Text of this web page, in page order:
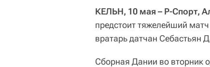
КЕЛЬН, 10 мая – Р-Спорт,
предстоит тяжелейший
вратарь датчан Себастьян
Сборная Дании во вторник